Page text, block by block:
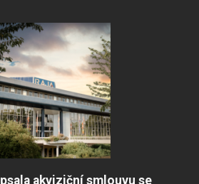
akviziční smlouvu se